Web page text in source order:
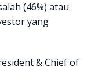
(46%) atau
yang
& Chief of